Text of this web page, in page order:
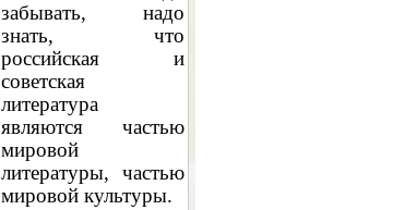
забывать, надо
знать, что
российская и
советская
литература
являются частью
мировой
литературы, частью
мировой культуры.